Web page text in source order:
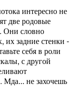
интересно не
две родовые
Они словно
их задние стенки -
себя в роли
с другой
Мда... не захочешь